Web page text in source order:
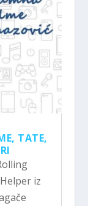
TATE,
iz